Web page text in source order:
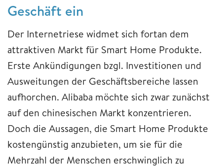
Geschäft ein
Der Internetriese widmet sich fortan dem
attraktiven Markt für Smart Home Produkte.
Erste Ankündigungen bzgl. Investitionen und
Ausweitungen der Geschäftsbereiche lassen
aufhorchen. Alibaba möchte sich zwar zunächst
auf den chinesischen Markt konzentrieren.
Doch die Aussagen, die Smart Home Produkte
kostengünstig anzubieten, um sie für die
Mehrzahl der Menschen erschwinglich zu